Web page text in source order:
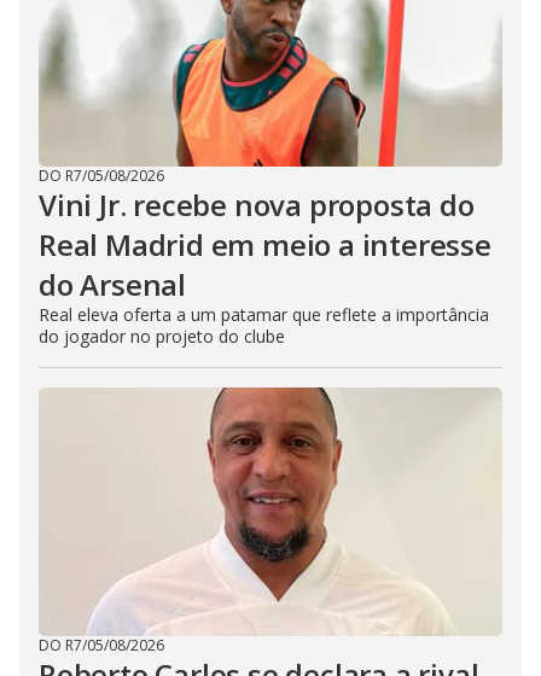
DO R7/05/08/2026
Vini Jr. recebe nova proposta do
Real Madrid em meio a interesse
do Arsenal
Real eleva oferta a um patamar que reflete a importância
do jogador no projeto do clube
DO R7/05/08/2026